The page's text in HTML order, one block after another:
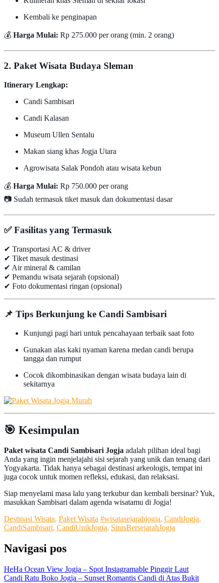
Kembali ke penginapan
💰 Harga Mulai: Rp 275.000 per orang (min. 2 orang)
2. Paket Wisata Budaya Sleman
Itinerary Lengkap:
Candi Sambisari
Candi Kalasan
Museum Ullen Sentalu
Makan siang khas Jogja Utara
Agrowisata Salak Pondoh atau wisata kebun
💰 Harga Mulai: Rp 750.000 per orang
📷 Sudah termasuk tiket masuk dan dokumentasi dasar
✅Fasilitas yang Termasuk
✔ Transportasi AC & driver
✔ Tiket masuk destinasi
✔ Air mineral & camilan
✔ Pemandu wisata sejarah (opsional)
✔ Foto dokumentasi ringan (opsional)
📌 Tips Berkunjung ke Candi Sambisari
Kunjungi pagi hari untuk pencahayaan terbaik saat foto
Gunakan alas kaki nyaman karena medan candi berupa
tangga dan rumput
Cocok dikombinasikan dengan wisata budaya lain di
sekitarnya
🎯 Kesimpulan
Paket wisata Candi Sambisari Jogja adalah pilihan ideal bagi
Anda yang ingin menjelajahi sisi sejarah yang unik dan tenang dari
Yogyakarta. Tidak hanya sebagai destinasi arkeologis, tempat ini
juga cocok untuk momen refleksi, edukasi, dan relaksasi.
Siap menyelami masa lalu yang terkubur dan kembali bersinar? Yuk,
masukkan Sambisari dalam agenda wisatamu di Jogja!
Destinasi Wisata, Paket Wisata #wisatasejarahjogja, CandiJogja,
CandiSambisari, CandiUnikJogja, SitusBersejarahJogja
Navigasi pos
HeHa Ocean View Jogja – Spot Instagramable Pinggir Laut
Candi Ratu Boko Jogja – Sunset Romantis Candi di Atas Bukit